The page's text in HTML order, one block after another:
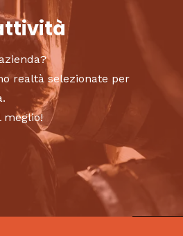
realtà selezionate per
meglio!